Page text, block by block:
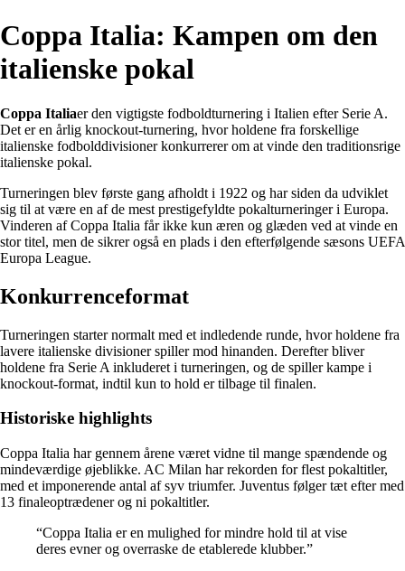
Coppa Italia: Kampen om den
italienske pokal
Coppa Italiaer den vigtigste fodboldturnering i Italien efter Serie A.
Det er en årlig knockout-turnering, hvor holdene fra forskellige
italienske fodbolddivisioner konkurrerer om at vinde den traditionsrige
italienske pokal.
Turneringen blev første gang afholdt i 1922 og har siden da udviklet
sig til at være en af de mest prestigefyldte pokalturneringer i Europa.
Vinderen af Coppa Italia får ikke kun æren og glæden ved at vinde en
stor titel, men de sikrer også en plads i den efterfølgende sæsons UEFA
Europa League.
Konkurrenceformat
Turneringen starter normalt med et indledende runde, hvor holdene fra
lavere italienske divisioner spiller mod hinanden. Derefter bliver
holdene fra Serie A inkluderet i turneringen, og de spiller kampe i
knockout-format, indtil kun to hold er tilbage til finalen.
Historiske highlights
Coppa Italia har gennem årene været vidne til mange spændende og
mindeværdige øjeblikke. AC Milan har rekorden for flest pokaltitler,
med et imponerende antal af syv triumfer. Juventus følger tæt efter med
13 finaleoptrædener og ni pokaltitler.
“Coppa Italia er en mulighed for mindre hold til at vise
deres evner og overraske de etablerede klubber.”